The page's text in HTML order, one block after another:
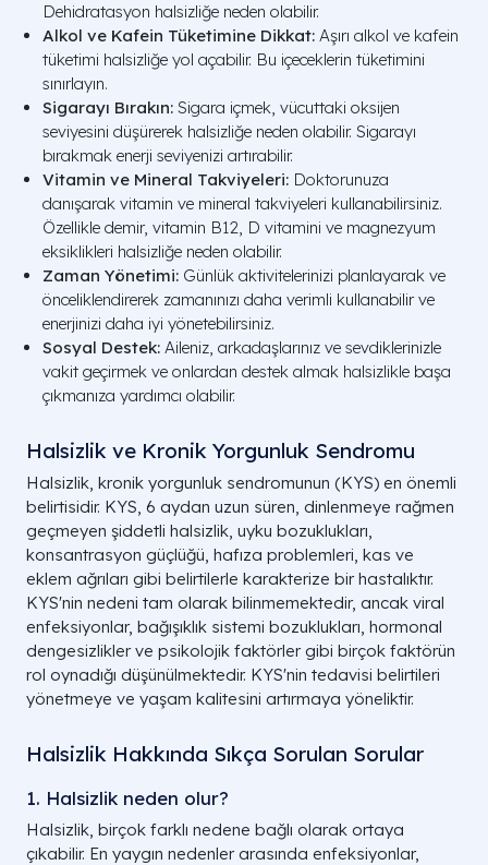
Dehidratasyon halsizliğe neden olabilir.
Alkol ve Kafein Tüketimine Dikkat: Aşırı alkol ve kafein
tüketimi halsizliğe yol açabilir. Bu içeceklerin tüketimini
sınırlayın.
Sigarayı Bırakın: Sigara içmek, vücuttaki oksijen
seviyesini düşürerek halsizliğe neden olabilir. Sigarayı
bırakmak enerji seviyenizi artırabilir.
Vitamin ve Mineral Takviyeleri: Doktorunuza
danışarak vitamin ve mineral takviyeleri kullanabilirsiniz.
Özellikle demir, vitamin B12, D vitamini ve magnezyum
eksiklikleri halsizliğe neden olabilir.
Zaman Yönetimi: Günlük aktivitelerinizi planlayarak ve
önceliklendirerek zamanınızı daha verimli kullanabilir ve
enerjinizi daha iyi yönetebilirsiniz.
Sosyal Destek: Aileniz, arkadaşlarınız ve sevdiklerinizle
vakit geçirmek ve onlardan destek almak halsizlikle başa
çıkmanıza yardımcı olabilir.
Halsizlik ve Kronik Yorgunluk Sendromu
Halsizlik, kronik yorgunluk sendromunun (KYS) en önemli
belirtisidir. KYS, 6 aydan uzun süren, dinlenmeye rağmen
geçmeyen şiddetli halsizlik, uyku bozuklukları,
konsantrasyon güçlüğü, hafıza problemleri, kas ve
eklem ağrıları gibi belirtilerle karakterize bir hastalıktır.
KYS'nin nedeni tam olarak bilinmemektedir, ancak viral
enfeksiyonlar, bağışıklık sistemi bozuklukları, hormonal
dengesizlikler ve psikolojik faktörler gibi birçok faktörün
rol oynadığı düşünülmektedir. KYS'nin tedavisi belirtileri
yönetmeye ve yaşam kalitesini artırmaya yöneliktir.
Halsizlik Hakkında Sıkça Sorulan Sorular
1. Halsizlik neden olur?
Halsizlik, birçok farklı nedene bağlı olarak ortaya
çıkabilir. En yaygın nedenler arasında enfeksiyonlar,